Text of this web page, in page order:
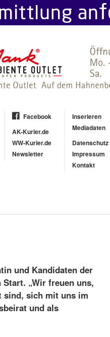
Facebook
AK-Kurier.de
WW-Kurier.de
Newsletter
Inserieren
Mediadaten
Datenschutz
Impressum
Kontakt
und Kandidaten der
„Wir freuen uns,
sind, sich mit uns im
und als